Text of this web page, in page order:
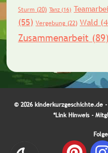
Sturm(20) Tanz(16)
(55) Vergebung(22) Wald
Zusammenarbeit (89)
© 2026 kinderkurzgeschichte.de -
*Link Hinweis-